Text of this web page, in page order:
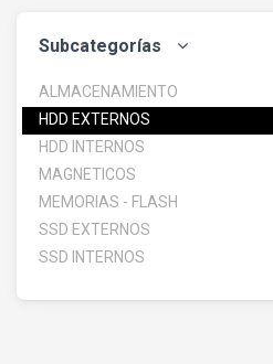
Subcategorías
ALMACENAMIENTO
HDD EXTERNOS
HDD INTERNOS
MAGNETICOS
MEMORIAS - FLASH
SSD EXTERNOS
SSD INTERNOS